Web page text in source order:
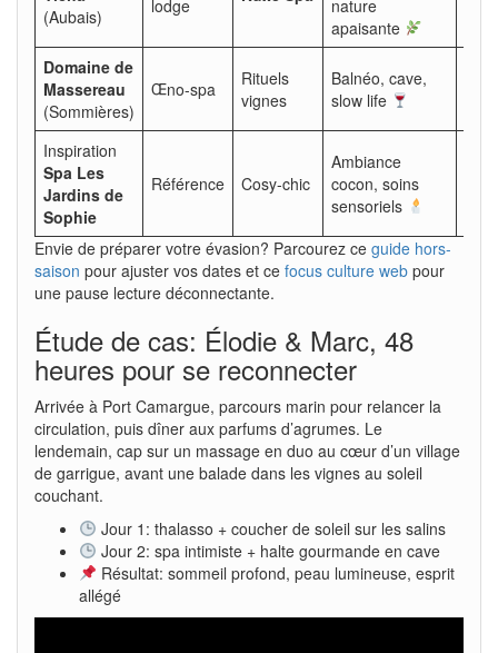
(Aubais)
lodge
nature
apaisante
Domaine de
Massereau
(Sommières)
Œno-spa
Rituels
vignes
Balnéo, cave,
slow life
Inspiration
Spa Les
Jardins de
Sophie
Référence Cosy-chic
Ambiance
cocon, soins
sensoriels
Envie de préparer votre évasion? Parcourez ce guide hors-
saison pour ajuster vos dates et ce focus culture web pour
une pause lecture déconnectante.
Étude de cas: Élodie & Marc, 48
heures pour se reconnecter
Arrivée à Port Camargue, parcours marin pour relancer la
circulation, puis dîner aux parfums d’agrumes. Le
lendemain, cap sur un massage en duo au cœur d’un village
de garrigue, avant une balade dans les vignes au soleil
couchant.
Jour 1: thalasso + coucher de soleil sur les salins
Jour 2: spa intimiste + halte gourmande en cave
Résultat: sommeil profond, peau lumineuse, esprit
allégé